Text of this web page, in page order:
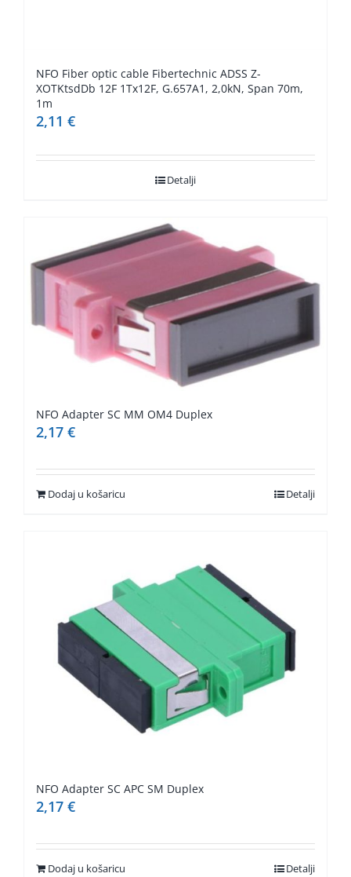
NFO Fiber optic cable Fibertechnic ADSS Z-
XOTKtsdDb 12F 1Tx12F, G.657A1, 2,0kN, Span 70m,
1m
2,11 €
Detalji
NFO Adapter SC MM OM4 Duplex
2,17 €
Dodaj u košaricu Detalji
NFO Adapter SC APC SM Duplex
2,17 €
Dodaj u košaricu Detalji